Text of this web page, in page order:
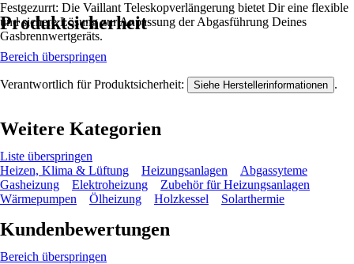
Festgezurrt: Die Vaillant Teleskopverlängerung bietet Dir eine flexible
und sichere Lösung zur Anpassung der Abgasführung Deines
Gasbrennwertgeräts.
Produktsicherheit
Bereich überspringen
Verantwortlich für Produktsicherheit: Siehe Herstellerinformationen .
Weitere Kategorien
Liste überspringen
Heizen, Klima & Lüftung
Heizungsanlagen
Abgassyteme
Gasheizung
Elektroheizung
Zubehör für Heizungsanlagen
Wärmepumpen
Ölheizung Holzkessel Solarthermie
Kundenbewertungen
Bereich überspringen